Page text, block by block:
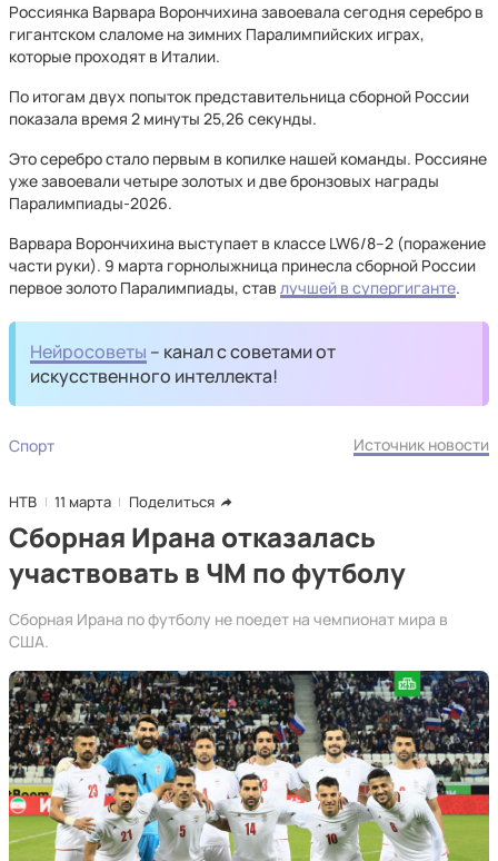
Россиянка Варвара Ворончихина завоевала сегодня серебро в
гигантском слаломе на зимних Паралимпийских играх,
которые проходят в Италии.
По итогам двух попыток представительница сборной России
показала время 2 минуты 25,26 секунды.
Это серебро стало первым в копилке нашей команды. Россияне
уже завоевали четыре золотых и две бронзовых награды
Паралимпиады-2026.
Варвара Ворончихина выступает в классе LW6/8–2 (поражение
части руки). 9 марта горнолыжница принесла сборной России
первое золото Паралимпиады, став лучшей в супергиганте.
Нейросоветы – канал с советами от
искусственного интеллекта!
Спорт Источник новости
НТВ 11 марта Поделиться
Сборная Ирана отказалась
участвовать в ЧМ по футболу
Сборная Ирана по футболу не поедет на чемпионат мира в
США.